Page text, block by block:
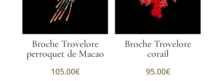
Broche Trovelore
perroquet de Macao
105.00€
Broche Trovelore
corail
95.00€